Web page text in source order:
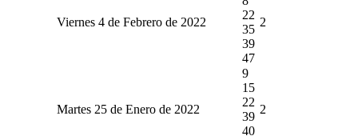
Viernes 4 de Febrero de 2022
22
35
39
47
2
Martes 25 de Enero de 2022
9
15
22
39
40
2